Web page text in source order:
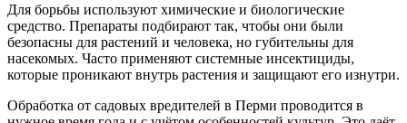
Для борьбы используют химические и биологические
средство. Препараты подбирают так, чтобы они были
безопасны для растений и человека, но губительны для
насекомых. Часто применяют системные инсектициды,
которые проникают внутрь растения и защищают его изнутри.
Обработка от садовых вредителей в Перми проводится в